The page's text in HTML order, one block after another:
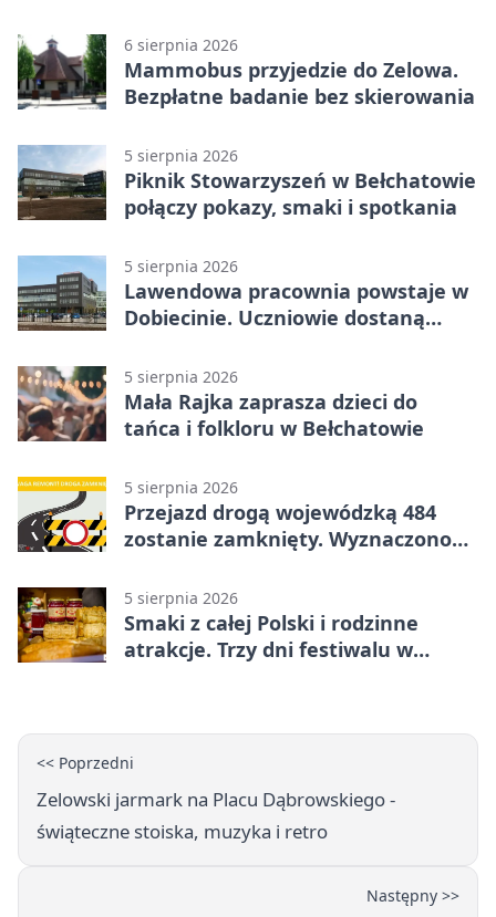
6 sierpnia 2026
Mammobus przyjedzie do Zelowa.
Bezpłatne badanie bez skierowania
5 sierpnia 2026
Piknik Stowarzyszeń w Bełchatowie
połączy pokazy, smaki i spotkania
5 sierpnia 2026
Lawendowa pracownia powstaje w
Dobiecinie. Uczniowie dostaną
5 sierpnia 2026
Mała Rajka zaprasza dzieci do
tańca i folkloru w Bełchatowie
5 sierpnia 2026
Przejazd drogą wojewódzką 484
zostanie zamknięty. Wyznaczono
5 sierpnia 2026
Smaki z całej Polski i rodzinne
atrakcje. Trzy dni festiwalu w
<< Poprzedni
Zelowski jarmark na Placu Dąbrowskiego -
świąteczne stoiska, muzyka i retro
Następny >>